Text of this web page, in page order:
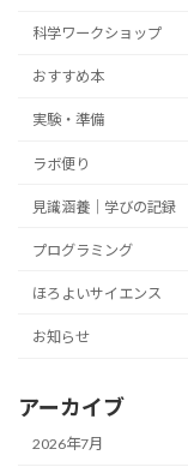
科学ワークショップ
おすすめ本
実験・準備
ラボ便り
見識涵養｜学びの記録
プログラミング
ほろよいサイエンス
お知らせ
アーカイブ
2026年7月